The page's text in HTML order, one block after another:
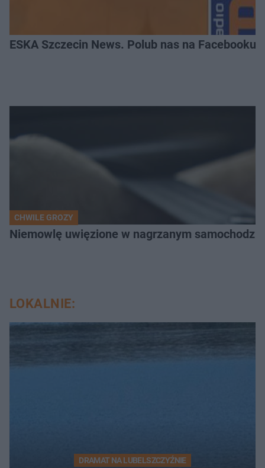
ESKA Szczecin News. Polub nas na Facebooku!
CHWILE GROZY
Niemowlę uwięzione w nagrzanym
LOKALNIE:
DRAMAT NA LUBELSZCZYŹNIE